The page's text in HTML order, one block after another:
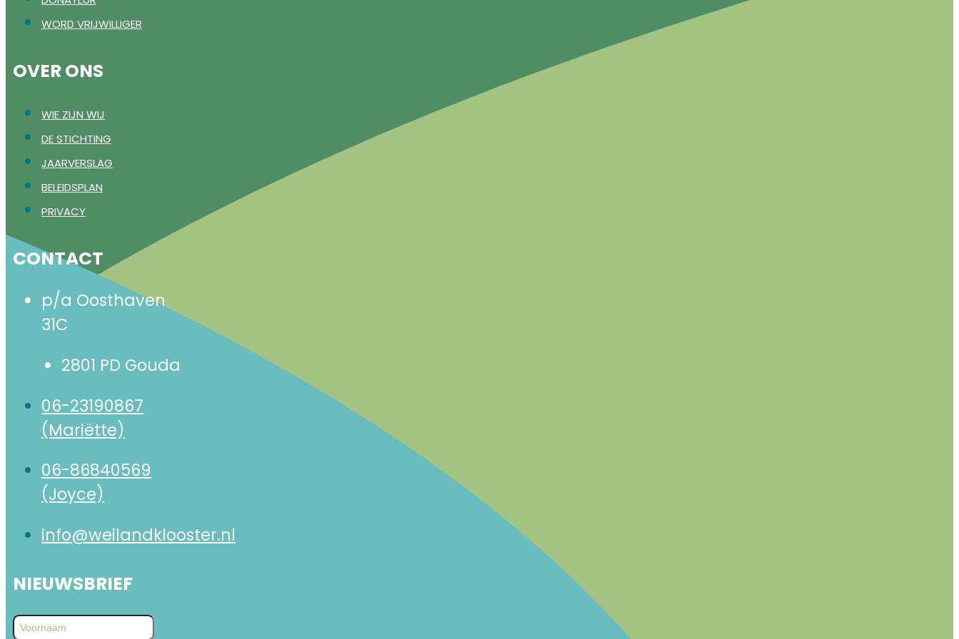
WORD VRIJWILLIGER
OVER ONS
WIE ZIJN WIJ
DE STICHTING
JAARVERSLAG
BELEIDSPLAN
PRIVACY
CONTACT
p/a Oosthaven
31C
2801 PD Gouda
06-23190867
(Mariëtte)
06-86840569
(Joyce)
info@weilandklooster.nl
NIEUWSBRIEF